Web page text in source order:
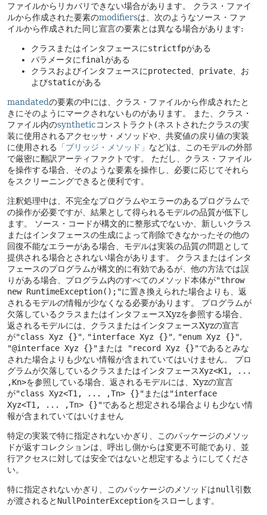
ファイルからリカバリできない場合があります。
クラス・ファイ
ルから作成された要素のmodifiersは、次のようなソース・ファ
イルから作成された同じ宣言の要素とは異なる場合があります:
クラスまたはインタフェースにstrictfpがある
パラメータにfinalがある
クラスおよびインタフェースにprotected private 、お
よびstaticがある
mandatedの要素の中には、クラス・ファイルから作成されたと
きにそのようにマークされないものがあります。
また、クラス・
ファイル内のsyntheticコンストラクト(ネストされたクラスの実
装に使用されるアクセッサ・メソッドや、共変値の戻り値の実装
に使用される
「ブリッジ・メソッド」 など)は、このモデルの外部
で厳密に翻訳アーティファクトです。
ただし、クラス・ファイル
を操作する場合、そのような要素を操作し、必要に応じてそれら
をスクリーニングできると便利です。
注釈処理中は、不完全なプログラムやエラーのあるプログラムで
の操作が必要ですが、結果として得られるモデルの品質が低下し
ます。
ソース・コードが構文的に整形式でないか、新しいクラス
またはインタフェースの生成によって削除できなかったその他の
回復不能なエラーがある場合、モデルは実装の品質の問題として
提供される場合とされない場合があります。
クラスまたはインタ
フェースのプログラムが構文的に有効であるが、他の方法では誤
りがある場合、プログラム内のすべてのメソッド本体が"throw
new RuntimeException();"に置き換えられた場合よりも、返
されるモデルの情報が少なくなる必要があります。
プログラムが
欠落しているクラスまたはインタフェースXyzを参照する場合、
返されるモデルには、クラスまたはインタフェースXyzの宣言
が"class Xyz {}", "interface Xyz {}", "enum Xyz {}",
"@interface Xyz {}" または "record Xyz {}"であるとみな
された場合よりも少ない情報が含まれていてはいけません。
プロ
グラムが欠落しているクラスまたはインタフェースXyz<K1, ...
,Kn>を参照している場合、返されるモデルには、Xyzの宣言
が"class Xyz<T1, ... ,Tn> {}" または"interface
Xyz<T1, ... ,Tn> {}"であると想定される場合よりも少ない情
報が含まれていてはいけません
特定の実装で特に指定されないかぎり、このパッケージのメソッ
ドが返すコレクションは、呼出し側からは変更不可能であり、並
行アクセスに対しては安全ではないと想定するようにしてくださ
い。
特に指定されないかぎり、このパッケージのメソッドはnull 引数
が渡されると NullPointerExceptionをスローします。